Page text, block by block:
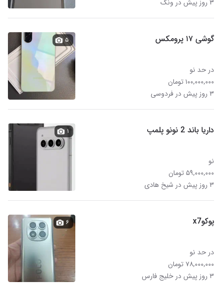
۳ روز پیش در ونک
گوشی ۱۷ پرومکس
در حد نو
۱۰۰,۰۰۰,۰۰۰ تومان
۳ روز پیش در فردوسی
۵
داریا باند 2 نونو پلمپ
نو
۵۹,۰۰۰,۰۰۰ تومان
۳ روز پیش در شیخ هادی
۱
پوکوx7
در حد نو
۷۸,۰۰۰,۰۰۰ تومان
۳ روز پیش در خلیج فارس
۶